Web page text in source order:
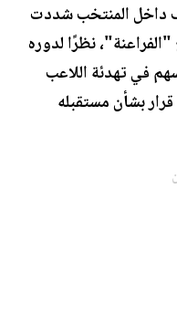
داخل المنتخب شددت
نظرًا لدوره
في تهدئة اللاعب
بشأن مستقبله